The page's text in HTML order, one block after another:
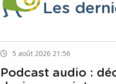
Les
5 août 2026 21:56
Podcast audio :